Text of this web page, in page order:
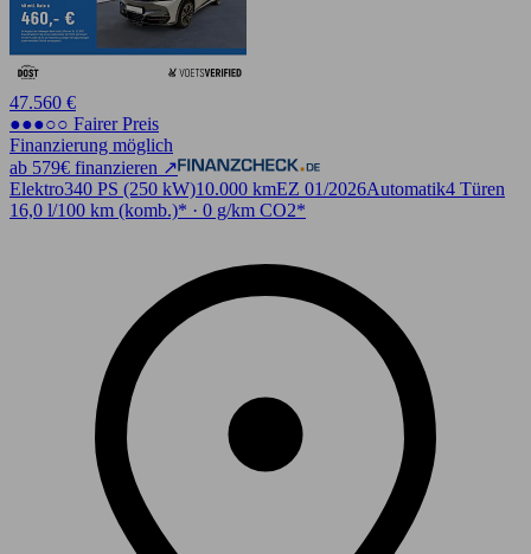
47.560 €
●●●○○ Fairer Preis
Finanzierung möglich
ab 579€ finanzieren ↗
Elektro340 PS (250 kW)10.000 kmEZ 01/2026Automatik4 Türen
16,0 l/100 km (komb.)* · 0 g/km CO2*